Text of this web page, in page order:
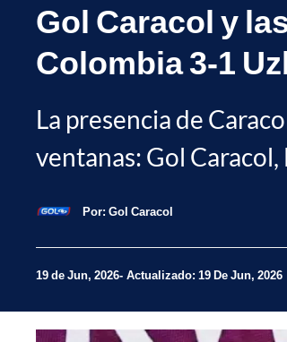
Gol Caracol y
Colombia 3-1
La presencia de
ventanas: Gol
Por: Gol Caracol
19 de Jun, 2026 Actualizado: 19 De Jun, 2026